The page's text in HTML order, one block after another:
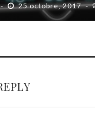
25 octobre, 2017